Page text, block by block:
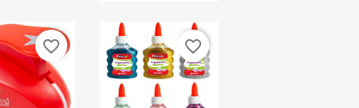
favorite_border favorite_border